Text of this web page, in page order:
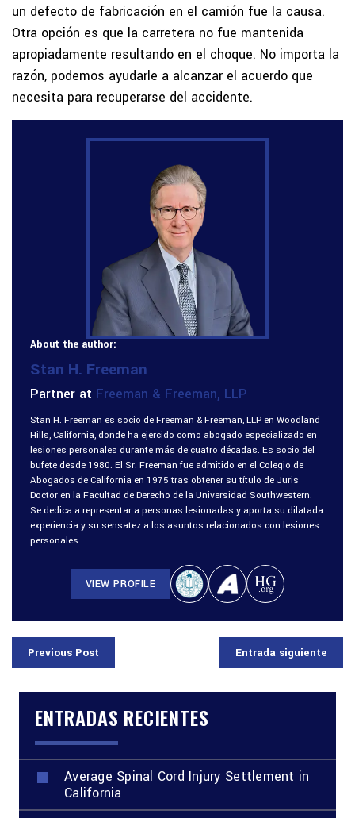
un defecto de fabricación en el camión fue la causa.
Otra opción es que la carretera no fue mantenida
apropiadamente resultando en el choque. No importa la
razón, podemos ayudarle a alcanzar el acuerdo que
necesita para recuperarse del accidente.
About the author:
Stan H. Freeman
Partner at Freeman & Freeman, LLP
Stan H. Freeman es socio de Freeman & Freeman, LLP en Woodland
Hills, California, donde ha ejercido como abogado especializado en
lesiones personales durante más de cuatro décadas. Es socio del
bufete desde 1980. El Sr. Freeman fue admitido en el Colegio de
Abogados de California en 1975 tras obtener su título de Juris
Doctor en la Facultad de Derecho de la Universidad Southwestern.
Se dedica a representar a personas lesionadas y aporta su dilatada
experiencia y su sensatez a los asuntos relacionados con lesiones
personales.
VIEW PROFILE
Previous Post Entrada siguiente
ENTRADAS RECIENTES
Average Spinal Cord Injury Settlement in
California